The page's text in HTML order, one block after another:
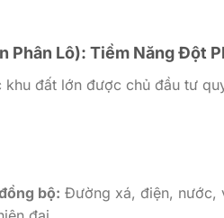
Phân Lô): Tiềm Năng Đột
đất lớn được chủ đầu tư
bộ: Đường xá, điện, nước,